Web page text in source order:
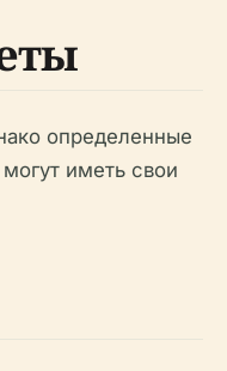
определенные
иметь свои